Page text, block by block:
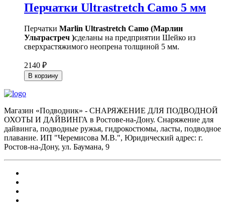
Перчатки Ultrastretch Camo 5 мм
Перчатки Marlin Ultrastretch Camo (Марлин
Ультрастреч )сделаны на предприятии Шейко из
сверхрастяжимого неопрена толщиной 5 мм.
2140 ₽
В корзину
Магазин «Подводник» - СНАРЯЖЕНИЕ ДЛЯ ПОДВОДНОЙ
ОХОТЫ И ДАЙВИНГА в Ростове-на-Дону. Снаряжение для
дайвинга, подводные ружья, гидрокостюмы, ласты, подводное
плавание. ИП "Черемисова М.В.", Юридический адрес: г.
Ростов-на-Дону, ул. Баумана, 9